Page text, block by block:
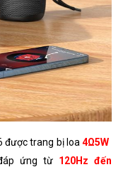
được trang bị loa 4Ω5W
ứng từ120Hz đến